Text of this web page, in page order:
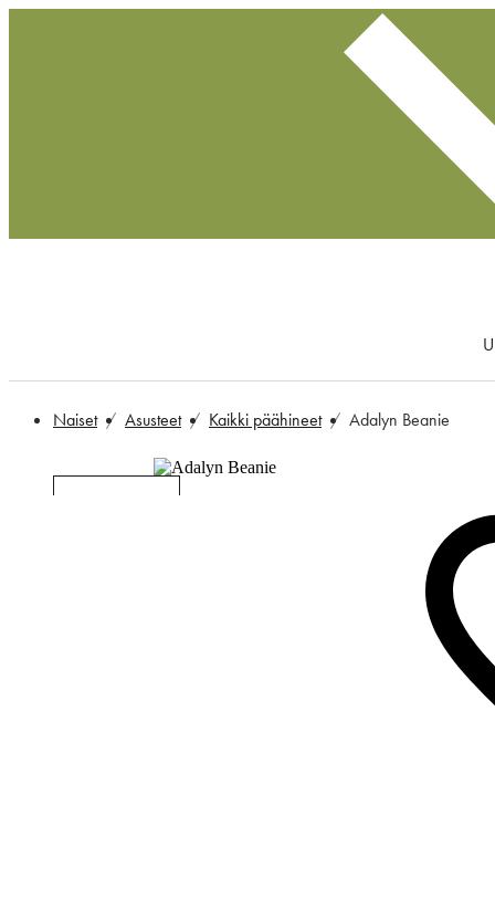
Naiset Asusteet Kaikki päähineet Adalyn Beanie